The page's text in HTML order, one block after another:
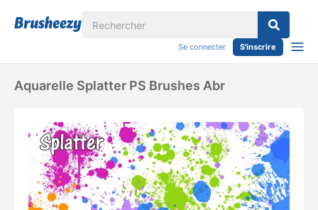
Se connecter S'inscrire
Aquarelle Splatter PS Brushes Abr